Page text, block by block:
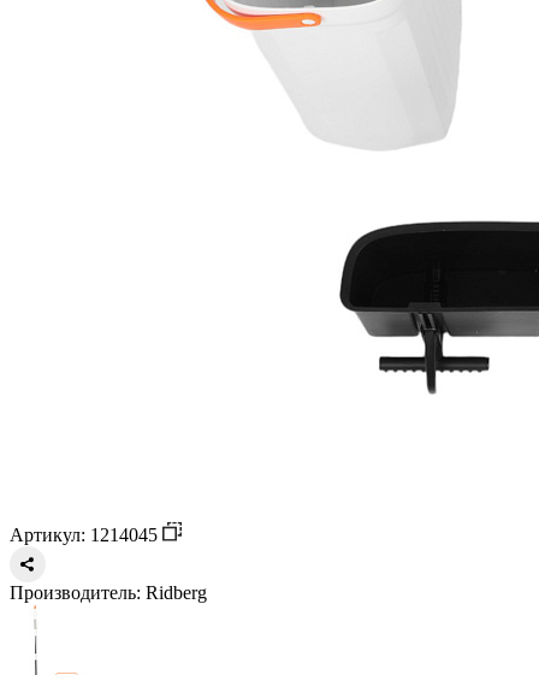
Артикул: 1214045
Производитель: Ridberg